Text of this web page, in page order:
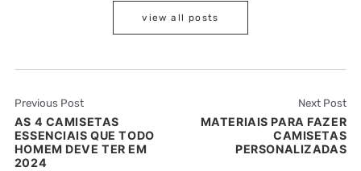
view all posts
Previous Post
AS 4 CAMISETAS
ESSENCIAIS QUE TODO
HOMEM DEVE TER EM
2024
Next Post
MATERIAIS PARA FAZER
CAMISETAS
PERSONALIZADAS